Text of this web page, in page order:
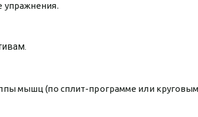
упражнения.
мышц (по сплит-программе или